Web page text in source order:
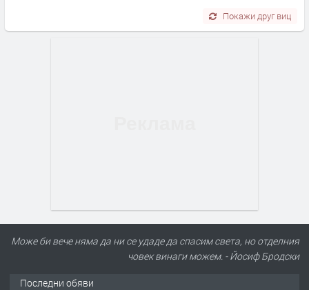
Покажи друг виц
Може би вече няма да ни се удаде да спасим света, но отделния
човек винаги можем. - Йосиф Бродски
Последни обяви